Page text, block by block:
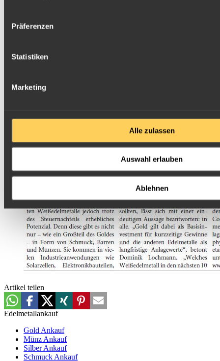
Präferenzen
Statistiken
Marketing
Alle zulassen
Auswahl erlauben
Ablehnen
Artikel teilen
Edelmetallankauf
Gold Ankauf
Münz Ankauf
Silber Ankauf
Schmuck Ankauf